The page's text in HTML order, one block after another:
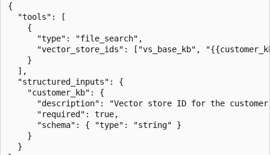
{
  "tools": [
    {
      "type": "file_search",
"vector_store_ids": ["vs_base_kb",
    }
  ],
  "structured_inputs": {
    "customer_kb": {
"description": "Vector store ID for the
      "required": true,
      "schema": { "type": "string" }
    }
  }